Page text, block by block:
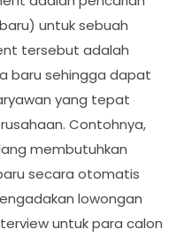
untuk sebuah
tersebut adalah
baru sehingga dapat
yang tepat
Contohnya,
membutuhkan
secara otomatis
lowongan
untuk para calon